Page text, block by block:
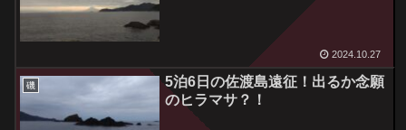
2024.10.27
磯
5泊6日の佐渡島遠征！出るか念願
のヒラマサ？！